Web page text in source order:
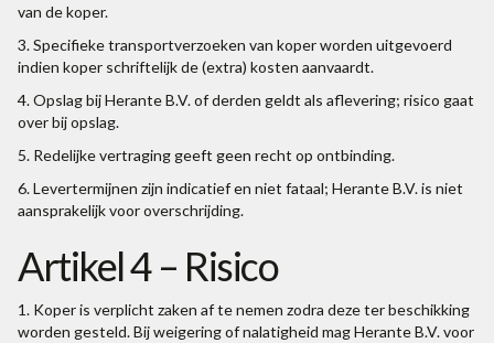
van de koper.
3. Specifieke transportverzoeken van koper worden uitgevoerd
indien koper schriftelijk de (extra) kosten aanvaardt.
4. Opslag bij Herante B.V. of derden geldt als aflevering; risico gaat
over bij opslag.
5. Redelijke vertraging geeft geen recht op ontbinding.
6. Levertermijnen zijn indicatief en niet fataal; Herante B.V. is niet
aansprakelijk voor overschrijding.
Artikel 4 – Risico
1. Koper is verplicht zaken af te nemen zodra deze ter beschikking
worden gesteld. Bij weigering of nalatigheid mag Herante B.V. voor